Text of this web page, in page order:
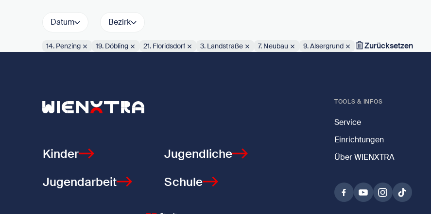
Datum Bezirk
Aktive Filter:
14. Penzing 19. Döbling 21. Floridsdorf 3. Landstraße 7. Neubau 9. Alsergrund Zurücksetzen
Zurück zur Startseite
Kinder
Jugendliche
Jugendarbeit
Schule
TOOLS & INFOS
Service
Einrichtungen
Über WIENXTRA